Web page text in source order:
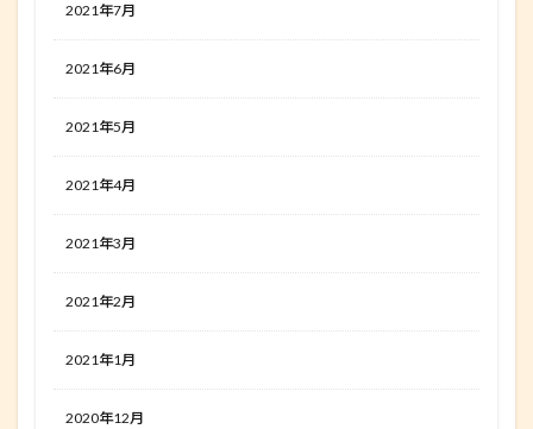
2021年7月
2021年6月
2021年5月
2021年4月
2021年3月
2021年2月
2021年1月
2020年12月